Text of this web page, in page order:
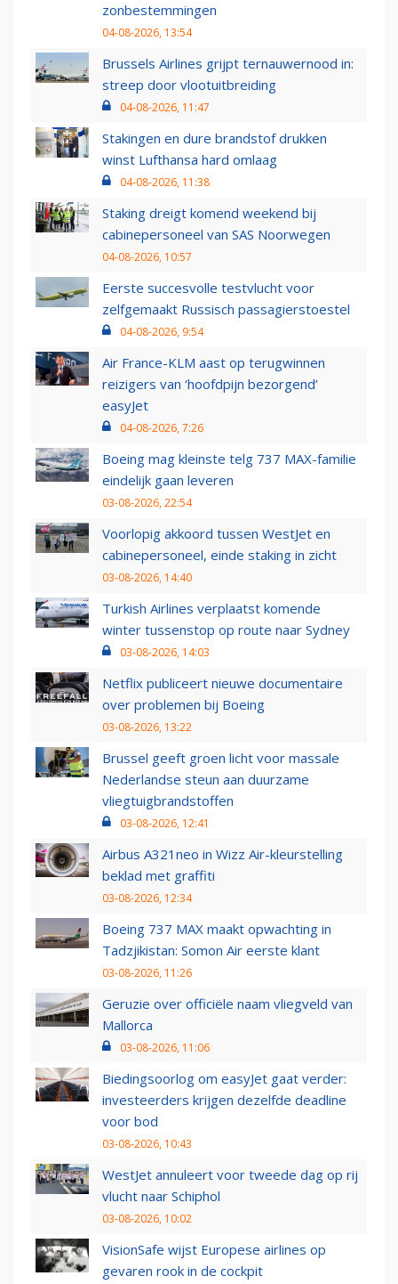
zonbestemmingen
04-08-2026, 13:54
Brussels Airlines grijpt ternauwernood in:
streep door vlootuitbreiding
04-08-2026, 11:47
Stakingen en dure brandstof drukken
winst Lufthansa hard omlaag
04-08-2026, 11:38
Staking dreigt komend weekend bij
cabinepersoneel van SAS Noorwegen
04-08-2026, 10:57
Eerste succesvolle testvlucht voor
zelfgemaakt Russisch passagierstoestel
04-08-2026, 9:54
Air France-KLM aast op terugwinnen
reizigers van ‘hoofdpijn bezorgend’
easyJet
04-08-2026, 7:26
Boeing mag kleinste telg 737 MAX-familie
eindelijk gaan leveren
03-08-2026, 22:54
Voorlopig akkoord tussen WestJet en
cabinepersoneel, einde staking in zicht
03-08-2026, 14:40
Turkish Airlines verplaatst komende
winter tussenstop op route naar Sydney
03-08-2026, 14:03
Netflix publiceert nieuwe documentaire
over problemen bij Boeing
03-08-2026, 13:22
Brussel geeft groen licht voor massale
Nederlandse steun aan duurzame
vliegtuigbrandstoffen
03-08-2026, 12:41
Airbus A321neo in Wizz Air-kleurstelling
beklad met graffiti
03-08-2026, 12:34
Boeing 737 MAX maakt opwachting in
Tadzjikistan: Somon Air eerste klant
03-08-2026, 11:26
Geruzie over officiële naam vliegveld van
Mallorca
03-08-2026, 11:06
Biedingsoorlog om easyJet gaat verder:
investeerders krijgen dezelfde deadline
voor bod
03-08-2026, 10:43
WestJet annuleert voor tweede dag op rij
vlucht naar Schiphol
03-08-2026, 10:02
VisionSafe wijst Europese airlines op
gevaren rook in de cockpit